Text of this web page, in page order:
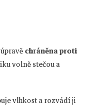
chráněna proti
volně stečou a
vlhkost a rozvádí ji